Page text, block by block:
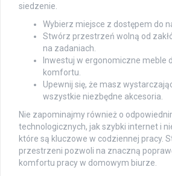
siedzenie.
Wybierz miejsce z dostępem do
Stwórz przestrzeń wolną od
na zadaniach.
Inwestuj w ergonomiczne meble
komfortu.
Upewnij się, że masz
wszystkie niezbędne akcesoria.
Nie zapominajmy również o
technologicznych, jak szybki internet i
które są kluczowe w codziennej pracy.
przestrzeni pozwoli na znaczną
komfortu pracy w domowym biurze.